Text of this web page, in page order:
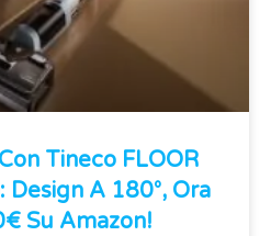
Tineco FLOOR
Design A 180°, Ora
Su Amazon!